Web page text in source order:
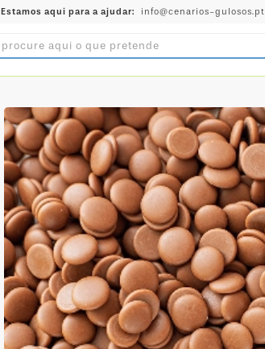
Estamos aqui para a ajudar: info@cenarios-gulosos.pt